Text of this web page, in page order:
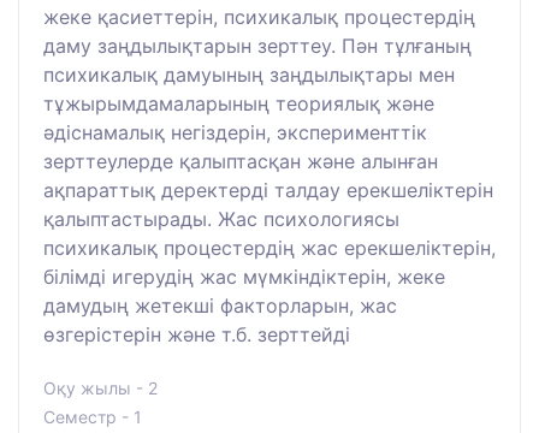
жеке қасиеттерін, психикалық процестердің
даму заңдылықтарын зерттеу. Пән тұлғаның
психикалық дамуының заңдылықтары мен
тұжырымдамаларының теориялық және
әдіснамалық негіздерін, эксперименттік
зерттеулерде қалыптасқан және алынған
ақпараттық деректерді талдау ерекшеліктерін
қалыптастырады. Жас психологиясы
психикалық процестердің жас ерекшеліктерін,
білімді игерудің жас мүмкіндіктерін, жеке
дамудың жетекші факторларын, жас
өзгерістерін және т.б. зерттейді
Оқу жылы - 2
Семестр - 1